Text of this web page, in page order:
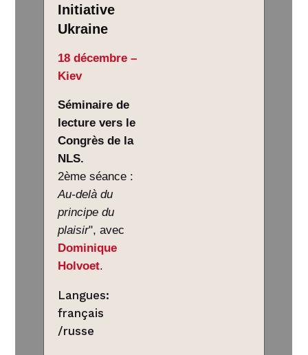
Initiative
Ukraine
18 décembre –
Kiev
Séminaire de
lecture vers le
Congrès de la
NLS.
2ème séance :
Au-delà du
principe du
plaisir", avec
Dominique
Holvoet.
Langues:
français
/russe